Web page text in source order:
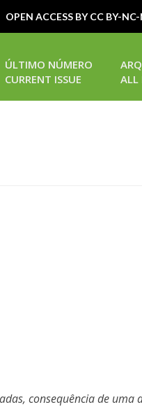
OPEN ACCESS BY CC BY-
ÚLTIMO NÚMERO
CURRENT ISSUE
ALL
consequência de